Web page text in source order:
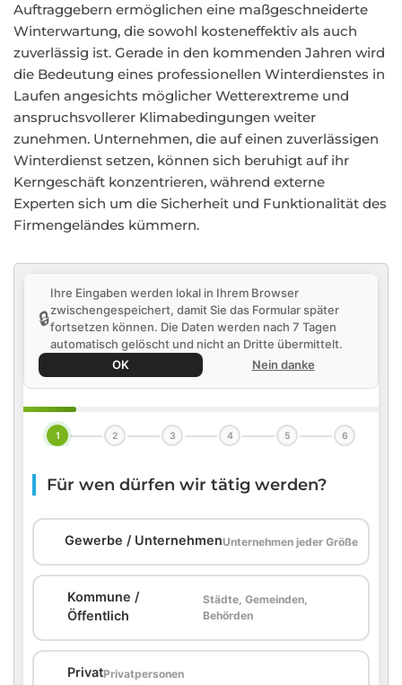
Auftraggebern ermöglichen eine maßgeschneiderte
Winterwartung, die sowohl kosteneffektiv als auch
zuverlässig ist. Gerade in den kommenden Jahren wird
die Bedeutung eines professionellen Winterdienstes in
Laufen angesichts möglicher Wetterextreme und
anspruchsvollerer Klimabedingungen weiter
zunehmen. Unternehmen, die auf einen zuverlässigen
Winterdienst setzen, können sich beruhigt auf ihr
Kerngeschäft konzentrieren, während externe
Experten sich um die Sicherheit und Funktionalität des
Firmengeländes kümmern.
🔒
Ihre Eingaben werden lokal in Ihrem Browser
zwischengespeichert, damit Sie das Formular später
fortsetzen können. Die Daten werden nach 7 Tagen
automatisch gelöscht und nicht an Dritte übermittelt.
OK
Nein danke
1 2 3 4 5 6
Für wen dürfen wir tätig werden?
Gewerbe / UnternehmenUnternehmen jeder Größe
Kommune /
Öffentlich
Städte, Gemeinden,
Behörden
PrivatPrivatpersonen